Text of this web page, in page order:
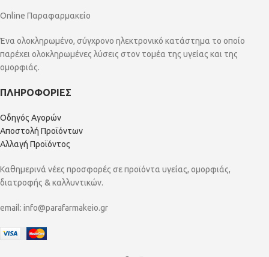
Online Παραφαρμακείο
Ένα ολοκληρωμένο, σύγχρονο ηλεκτρονικό κατάστημα το οποίο
παρέχει ολοκληρωμένες λύσεις στον τομέα της υγείας και της
ομορφιάς.
ΠΛΗΡΟΦΟΡΙΕΣ
Οδηγός Αγορών
Αποστολή Προϊόντων
Αλλαγή Προϊόντος
Καθημερινά νέες προσφορές σε προϊόντα υγείας, ομορφιάς,
διατροφής & καλλυντικών.
email: info@parafarmakeio.gr